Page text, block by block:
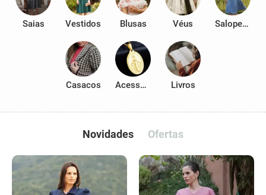
Saias Vestidos Blusas Véus Salopetes
Casacos Acessórios Livros
Novidades Ofertas